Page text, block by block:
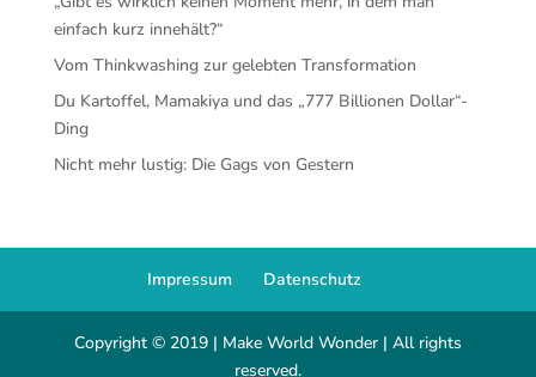
einfach kurz innehält?“
Vom Thinkwashing zur gelebten Transformation
Du Kartoffel, Mamakiya und das „777 Billionen Dollar“-
Ding
Nicht mehr lustig: Die Gags von Gestern
Impressum Datenschutz
Copyright © 2019 | Make World Wonder | All rights
reserved.